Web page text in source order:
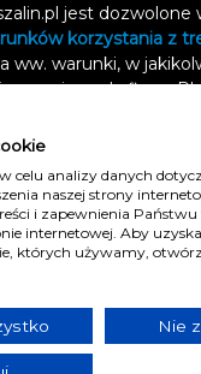
jest dozwolone
korzystania z
ww. warunki, w
zgody firmy
uzyskać
.
jest łamaniem
karną.
.
celu analizy danych
naszej strony
i zapewnienia Państwu
internetowej. Aby
których używamy,
Nie